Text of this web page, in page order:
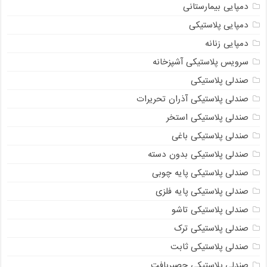
دمپایی بیمارستانی
دمپایی پلاستیکی
دمپایی زنانه
سرویس پلاستیکی آشپزخانه
صندلی پلاستیکی
صندلی پلاستیکی آذران تحریرات
صندلی پلاستیکی استخر
صندلی پلاستیکی باغی
صندلی پلاستیکی بدون دسته
صندلی پلاستیکی پایه چوبی
صندلی پلاستیکی پایه فلزی
صندلی پلاستیکی تاشو
صندلی پلاستیکی ترک
صندلی پلاستیکی ثابت